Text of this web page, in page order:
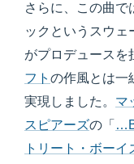
さらに、この曲で
ックというスウェ
がプロデュースを
フト の作風とは一
実現しました。 マ
スピアーズの「
トリート・ボーイ